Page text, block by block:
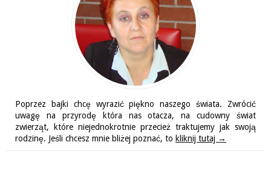
Poprzez bajki chcę wyrazić piękno naszego świata. Zwrócić
uwagę na przyrodę która nas otacza, na cudowny świat
zwierząt, które niejednokrotnie przecież traktujemy jak swoją
rodzinę. Jeśli chcesz mnie bliżej poznać, to kliknij tutaj →